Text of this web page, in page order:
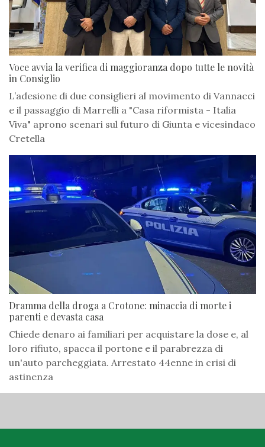
Voce avvia la verifica di maggioranza dopo tutte le novità
in Consiglio
L’adesione di due consiglieri al movimento di Vannacci
e il passaggio di Marrelli a "Casa riformista - Italia
Viva" aprono scenari sul futuro di Giunta e vicesindaco
Cretella
Dramma della droga a Crotone: minaccia di morte i
parenti e devasta casa
Chiede denaro ai familiari per acquistare la dose e, al
loro rifiuto, spacca il portone e il parabrezza di
un'auto parcheggiata. Arrestato 44enne in crisi di
astinenza